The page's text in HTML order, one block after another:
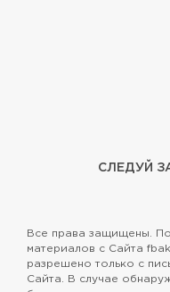
СЛЕДУЙ
Все права защищены.
материалов с Сайта
разрешено только с
Сайта. В случае